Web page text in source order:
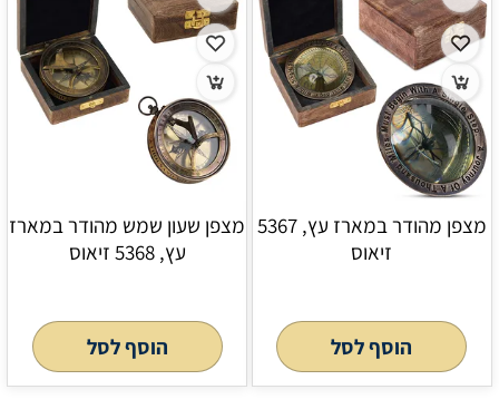
מצפן מהודר במארז עץ, 5367
זיאוס
הוסף לסל
מצפן שעון שמש מהודר במארז
עץ, 5368 זיאוס
הוסף לסל